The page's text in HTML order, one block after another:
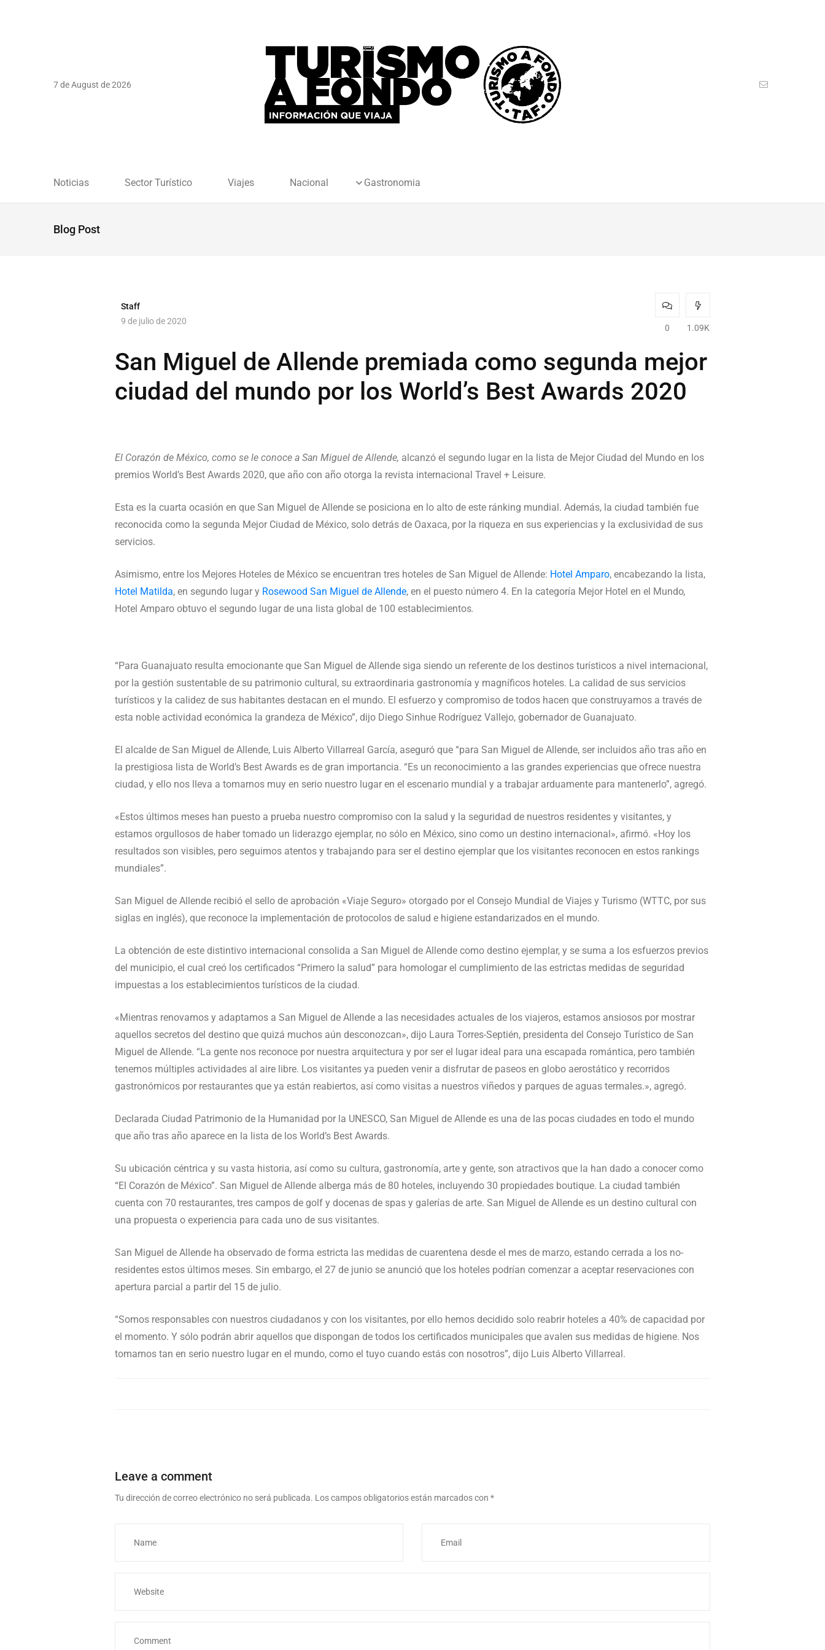
7 de August de 2026
Noticias Sector Turístico Viajes Nacional Gastronomia
Blog Post
Staff
9 de julio de 2020
0 1.09K
San Miguel de Allende premiada como segunda mejor
ciudad del mundo por los World’s Best Awards 2020
El Corazón de México, como se le conoce a San Miguel de Allende, alcanzó el segundo lugar en la lista de Mejor Ciudad del Mundo en los
premios World’s Best Awards 2020, que año con año otorga la revista internacional Travel + Leisure.
Esta es la cuarta ocasión en que San Miguel de Allende se posiciona en lo alto de este ránking mundial. Además, la ciudad también fue
reconocida como la segunda Mejor Ciudad de México, solo detrás de Oaxaca, por la riqueza en sus experiencias y la exclusividad de sus
servicios.
Asimismo, entre los Mejores Hoteles de México se encuentran tres hoteles de San Miguel de Allende: Hotel Amparo, encabezando la lista,
Hotel Matilda, en segundo lugar y Rosewood San Miguel de Allende, en el puesto número 4. En la categoría Mejor Hotel en el Mundo,
Hotel Amparo obtuvo el segundo lugar de una lista global de 100 establecimientos.
“Para Guanajuato resulta emocionante que San Miguel de Allende siga siendo un referente de los destinos turísticos a nivel internacional,
por la gestión sustentable de su patrimonio cultural, su extraordinaria gastronomía y magníficos hoteles. La calidad de sus servicios
turísticos y la calidez de sus habitantes destacan en el mundo. El esfuerzo y compromiso de todos hacen que construyamos a través de
esta noble actividad económica la grandeza de México”, dijo Diego Sinhue Rodríguez Vallejo, gobernador de Guanajuato.
El alcalde de San Miguel de Allende, Luis Alberto Villarreal García, aseguró que “para San Miguel de Allende, ser incluidos año tras año en
la prestigiosa lista de World’s Best Awards es de gran importancia. “Es un reconocimiento a las grandes experiencias que ofrece nuestra
ciudad, y ello nos lleva a tomarnos muy en serio nuestro lugar en el escenario mundial y a trabajar arduamente para mantenerlo”, agregó.
«Estos últimos meses han puesto a prueba nuestro compromiso con la salud y la seguridad de nuestros residentes y visitantes, y
estamos orgullosos de haber tomado un liderazgo ejemplar, no sólo en México, sino como un destino internacional», afirmó. «Hoy los
resultados son visibles, pero seguimos atentos y trabajando para ser el destino ejemplar que los visitantes reconocen en estos rankings
mundiales”.
San Miguel de Allende recibió el sello de aprobación «Viaje Seguro» otorgado por el Consejo Mundial de Viajes y Turismo (WTTC, por sus
siglas en inglés), que reconoce la implementación de protocolos de salud e higiene estandarizados en el mundo.
La obtención de este distintivo internacional consolida a San Miguel de Allende como destino ejemplar, y se suma a los esfuerzos previos
del municipio, el cual creó los certificados “Primero la salud” para homologar el cumplimiento de las estrictas medidas de seguridad
impuestas a los establecimientos turísticos de la ciudad.
«Mientras renovamos y adaptamos a San Miguel de Allende a las necesidades actuales de los viajeros, estamos ansiosos por mostrar
aquellos secretos del destino que quizá muchos aún desconozcan», dijo Laura Torres-Septién, presidenta del Consejo Turístico de San
Miguel de Allende. “La gente nos reconoce por nuestra arquitectura y por ser el lugar ideal para una escapada romántica, pero también
tenemos múltiples actividades al aire libre. Los visitantes ya pueden venir a disfrutar de paseos en globo aerostático y recorridos
gastronómicos por restaurantes que ya están reabiertos, así como visitas a nuestros viñedos y parques de aguas termales.», agregó.
Declarada Ciudad Patrimonio de la Humanidad por la UNESCO, San Miguel de Allende es una de las pocas ciudades en todo el mundo
que año tras año aparece en la lista de los World’s Best Awards.
Su ubicación céntrica y su vasta historia, así como su cultura, gastronomía, arte y gente, son atractivos que la han dado a conocer como
“El Corazón de México”. San Miguel de Allende alberga más de 80 hoteles, incluyendo 30 propiedades boutique. La ciudad también
cuenta con 70 restaurantes, tres campos de golf y docenas de spas y galerías de arte. San Miguel de Allende es un destino cultural con
una propuesta o experiencia para cada uno de sus visitantes.
San Miguel de Allende ha observado de forma estricta las medidas de cuarentena desde el mes de marzo, estando cerrada a los no-
residentes estos últimos meses. Sin embargo, el 27 de junio se anunció que los hoteles podrían comenzar a aceptar reservaciones con
apertura parcial a partir del 15 de julio.
“Somos responsables con nuestros ciudadanos y con los visitantes, por ello hemos decidido solo reabrir hoteles a 40% de capacidad por
el momento. Y sólo podrán abrir aquellos que dispongan de todos los certificados municipales que avalen sus medidas de higiene. Nos
tomamos tan en serio nuestro lugar en el mundo, como el tuyo cuando estás con nosotros”, dijo Luis Alberto Villarreal.
Leave a comment
Tu dirección de correo electrónico no será publicada. Los campos obligatorios están marcados con *